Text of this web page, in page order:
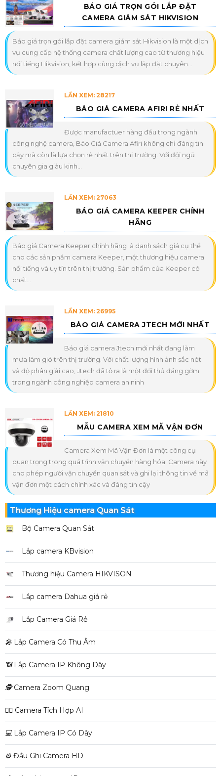
BÁO GIÁ TRỌN GÓI LẮP ĐẶT
CAMERA GIÁM SÁT HIKVISION
Báo giá trọn gói lắp đặt camera giám sát Hikvision là một dịch
vụ cung cấp hệ thống camera chất lượng cao từ thương hiệu
nổi tiếng Hikvision, kết hợp cùng dịch vụ lắp đặt chuyên...
LẦN XEM: 28217
BÁO GIÁ CAMERA AFIRI RẺ NHẤT
Được manufactuer hàng đầu trong ngành
công nghệ camera, Báo Giá Camera Afiri không chỉ đáng tin
cậy mà còn là lựa chọn rẻ nhất trên thị trường. Với đội ngũ
chuyên gia giàu kinh...
LẦN XEM: 27063
BÁO GIÁ CAMERA KEEPER CHÍNH
HÃNG
Báo giá Camera Keeper chính hãng là danh sách giá cụ thể
cho các sản phẩm camera Keeper, một thương hiệu camera
nổi tiếng và uy tín trên thị trường. Sản phẩm của Keeper có
chất...
LẦN XEM: 26995
BÁO GIÁ CAMERA JTECH MỚI NHẤT
Báo giá camera Jtech mới nhất đang làm
mưa làm gió trên thị trường. Với chất lượng hình ảnh sắc nét
và độ phân giải cao, Jtech đã tỏ ra là một đối thủ đáng gờm
trong ngành công nghiệp camera an ninh
LẦN XEM: 21810
MẪU CAMERA XEM MÃ VẬN ĐƠN
Camera Xem Mã Vận Đơn là một công cụ
quan trọng trong quá trình vận chuyển hàng hóa. Camera này
cho phép người vận chuyển quan sát và ghi lại thông tin về mã
vận đơn một cách chính xác và đáng tin cậy
Thương Hiệu camera Quan Sát
Bộ Camera Quan Sát
Lắp camera KBvision
Thương hiệu Camera HIKVISON
Lắp camera Dahua giá rẻ
Lắp Camera Giá Rẻ
️🎤️ Lắp Camera Có Thu Âm
📶 Lắp Camera IP Không Dây
🕵️Camera Zoom Quang
🧛‍♀️ Camera Tích Hợp AI
💻 Lắp Camera IP Có Dây
⚙️ Đầu Ghi Camera HD